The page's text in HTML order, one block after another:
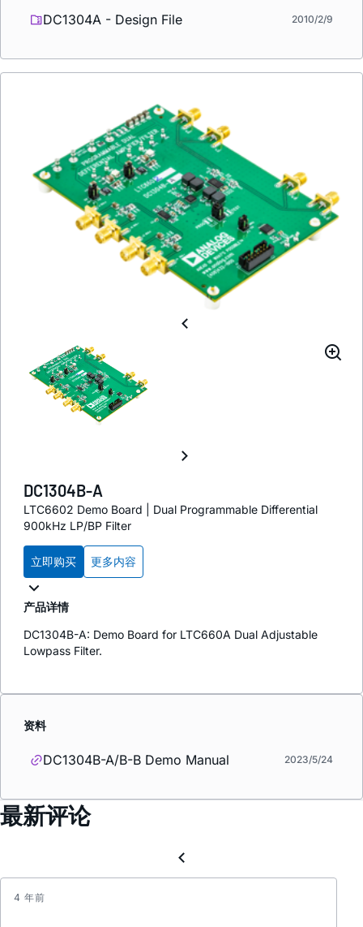
DC1304A - Design File 2010/2/9
DC1304B-A
LTC6602 Demo Board | Dual Programmable Differential
900kHz LP/BP Filter
立即购买 更多内容
产品详情
DC1304B-A: Demo Board for LTC660A Dual Adjustable
Lowpass Filter.
资料
DC1304B-A/B-B Demo Manual 2023/5/24
最新评论
4 年前